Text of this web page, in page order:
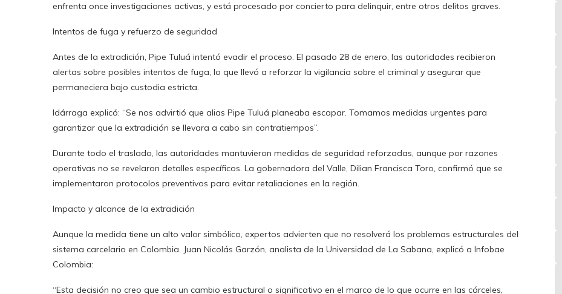
enfrenta once investigaciones activas, y está procesado por concierto para delinquir, entre otros delitos graves.
Intentos de fuga y refuerzo de seguridad
Antes de la extradición, Pipe Tuluá intentó evadir el proceso. El pasado 28 de enero, las autoridades recibieron
alertas sobre posibles intentos de fuga, lo que llevó a reforzar la vigilancia sobre el criminal y asegurar que
permaneciera bajo custodia estricta.
Idárraga explicó: “Se nos advirtió que alias Pipe Tuluá planeaba escapar. Tomamos medidas urgentes para
garantizar que la extradición se llevara a cabo sin contratiempos”.
Durante todo el traslado, las autoridades mantuvieron medidas de seguridad reforzadas, aunque por razones
operativas no se revelaron detalles específicos. La gobernadora del Valle, Dilian Francisca Toro, confirmó que se
implementaron protocolos preventivos para evitar retaliaciones en la región.
Impacto y alcance de la extradición
Aunque la medida tiene un alto valor simbólico, expertos advierten que no resolverá los problemas estructurales del
sistema carcelario en Colombia. Juan Nicolás Garzón, analista de la Universidad de La Sabana, explicó a Infobae
Colombia:
“Esta decisión no creo que sea un cambio estructural o significativo en el marco de lo que ocurre en las cárceles,